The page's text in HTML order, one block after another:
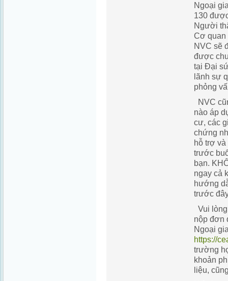
Ngoại
130
Người
Cơ quan
NVC sẽ
được
tại Đại
lãnh sự
phỏng
NVC
nào áp
cư, các
chứng
hỗ trợ
trước
bạn.
ngay cả
hướng
trước
Vui
nộp đơn
Ngoại
https://
trường
khoản
liệu,